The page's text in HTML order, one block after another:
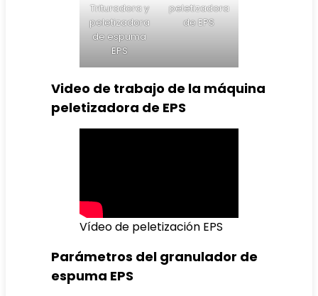
Trituradora y
peletizadora
de espuma
EPS
peletizadora
de EPS
Video de trabajo de la máquina
peletizadora de EPS
Vídeo de peletización EPS
Parámetros del granulador de
espuma EPS